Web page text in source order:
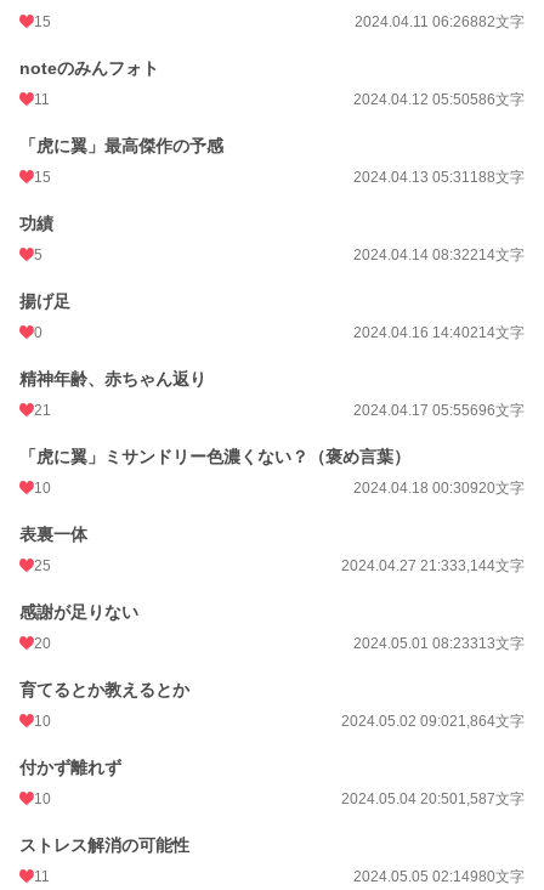
15 2024.04.11 06:26882文字
noteのみんフォト
11 2024.04.12 05:50586文字
「虎に翼」最高傑作の予感
15 2024.04.13 05:31188文字
功績
5 2024.04.14 08:32214文字
揚げ足
0 2024.04.16 14:40214文字
精神年齢、赤ちゃん返り
21 2024.04.17 05:55696文字
「虎に翼」ミサンドリー色濃くない？（褒め言葉）
10 2024.04.18 00:30920文字
表裏一体
25 2024.04.27 21:333,144文字
感謝が足りない
20 2024.05.01 08:23313文字
育てるとか教えるとか
10 2024.05.02 09:021,864文字
付かず離れず
10 2024.05.04 20:501,587文字
ストレス解消の可能性
11 2024.05.05 02:14980文字